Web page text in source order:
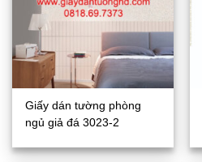
Giấy dán tường phòng
ngủ giả đá 3023-2